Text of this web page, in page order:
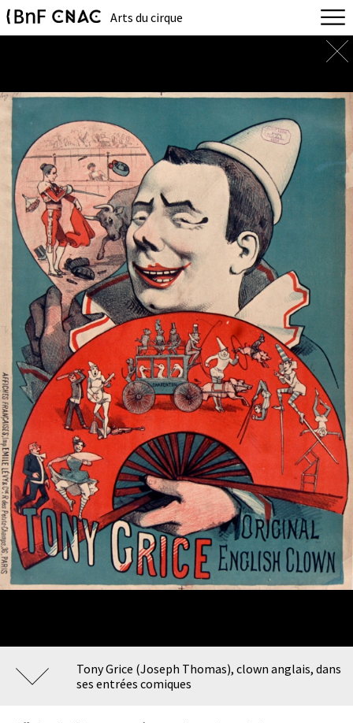
Arts du cirque
Tony Grice (Joseph Thomas), clown anglais, dans
ses entrées comiques